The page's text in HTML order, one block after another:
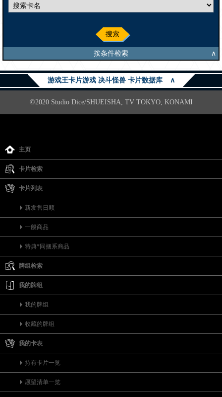
搜索
按条件检索 ∧
游戏王卡片游戏 决斗怪兽 卡片数据库 ∧
©2020 Studio Dice/SHUEISHA, TV TOKYO, KONAMI
主页
卡片检索
卡片列表
新发售日顺
一般商品
特典*同捆系商品
牌组检索
我的牌组
我的牌组
收藏的牌组
我的卡表
持有卡片一览
愿望清单一览